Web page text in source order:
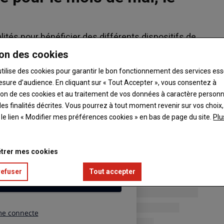
pour bénéficier des différents dispositifs de
non routier (GNR). Le guichet ouvre ce 1er juin
par litre sur le mois de mai.
des cookies
des cookies pour garantir le bon fonctionnement des services
d’audience. En cliquant sur « Tout Accepter », vous consentez à
de ces cookies et au traitement de vos données à caractère
finalités décrites. Vous pourrez à tout moment revenir sur vos
lien « Modifier mes préférences cookies » en bas de page du site.
mes cookies
Tout accepter